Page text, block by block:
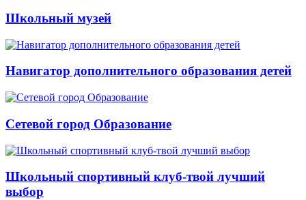
Школьный музей
Навигатор дополнительного образования детей
Сетевой город Образование
Школьный спортивный клуб-твой лучший
выбор